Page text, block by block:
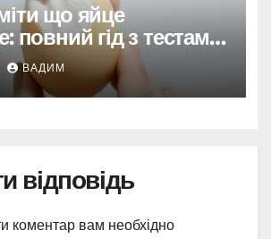
що яйце
повний гід з тестами
ВАДИМ
відповідь
коментар вам необхідно